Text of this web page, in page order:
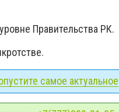
Правительства РК.
самое актуальное